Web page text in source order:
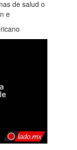
de salud o
e